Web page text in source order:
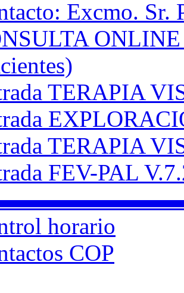
Excmo. Sr.
TERAPIA
TERAPIA
FEV-PAL
horario
COP